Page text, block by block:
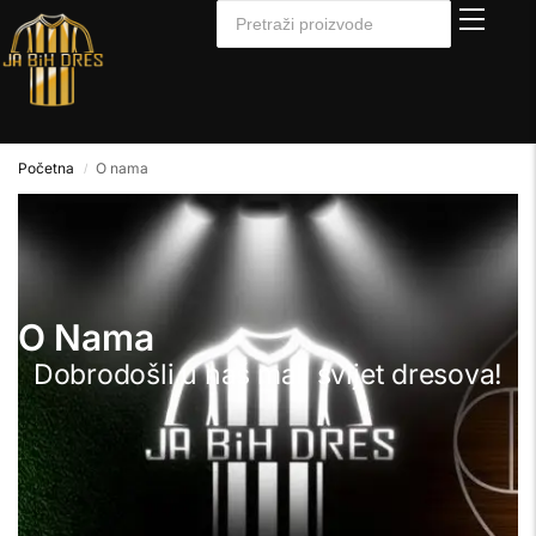
Početna / O nama
O Nama
Dobrodošli u naš mali svijet dresova!